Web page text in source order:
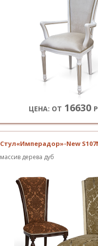
ЦЕНА: ОТ 16630
Стул«Имперадор»-New
массив дерева дуб